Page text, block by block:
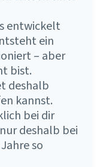
entwickelt
ein
– aber
bist.
deshalb
kannst.
bei dir
deshalb bei
so